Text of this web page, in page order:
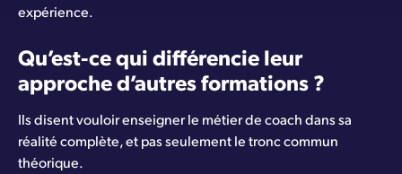
expérience.
Qu’est-ce qui différencie leur
approche d’autres formations ?
Ils disent vouloir enseigner le métier de coach dans sa
réalité complète, et pas seulement le tronc commun
théorique.